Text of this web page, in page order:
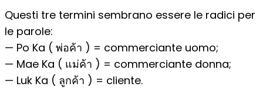
Questi tre termini sembrano essere le radici per
le parole:
— Po Ka ( พ่อค้า ) = commerciante uomo;
— Mae Ka ( แม่ค้า ) = commerciante donna;
— Luk Ka ( ลูกค้า ) = cliente.